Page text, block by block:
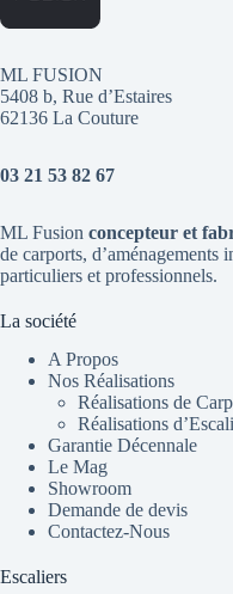
ML FUSION
5408 b, Rue d’Estaires
62136 La Couture
03 21 53 82 67
ML Fusion concepteur et
de carports, d’aménagements
particuliers et professionnels.
La société
A Propos
Nos Réalisations
Réalisations de
Réalisations
Garantie Décennale
Le Mag
Showroom
Demande de devis
Contactez-Nous
Escaliers